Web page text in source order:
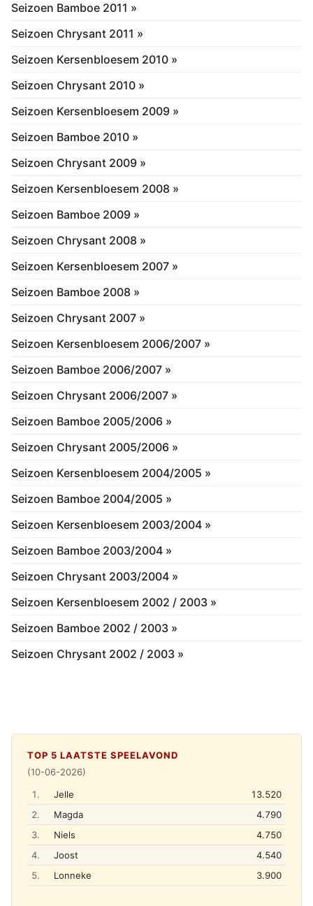
Seizoen Bamboe 2011 »
Seizoen Chrysant 2011 »
Seizoen Kersenbloesem 2010 »
Seizoen Chrysant 2010 »
Seizoen Kersenbloesem 2009 »
Seizoen Bamboe 2010 »
Seizoen Chrysant 2009 »
Seizoen Kersenbloesem 2008 »
Seizoen Bamboe 2009 »
Seizoen Chrysant 2008 »
Seizoen Kersenbloesem 2007 »
Seizoen Bamboe 2008 »
Seizoen Chrysant 2007 »
Seizoen Kersenbloesem 2006/2007 »
Seizoen Bamboe 2006/2007 »
Seizoen Chrysant 2006/2007 »
Seizoen Bamboe 2005/2006 »
Seizoen Chrysant 2005/2006 »
Seizoen Kersenbloesem 2004/2005 »
Seizoen Bamboe 2004/2005 »
Seizoen Kersenbloesem 2003/2004 »
Seizoen Bamboe 2003/2004 »
Seizoen Chrysant 2003/2004 »
Seizoen Kersenbloesem 2002 / 2003 »
Seizoen Bamboe 2002 / 2003 »
Seizoen Chrysant 2002 / 2003 »
TOP 5 LAATSTE SPEELAVOND
(10-06-2026)
1.
Jelle
13.520
2.
Magda
4.790
3.
Niels
4.750
4.
Joost
4.540
5.
Lonneke 3.900